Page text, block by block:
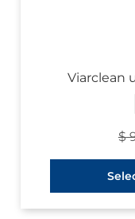
Viarclean
$